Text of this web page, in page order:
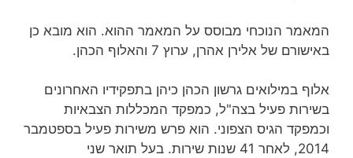
המאמר הנוכחי מבוסס על המאמר ההוא. הוא מובא כן
באישורם של אלירן אהרן, ערוץ 7 והאלוף הכהן.
אלוף במילואים גרשון הכהן כיהן בתפקידיו האחרונים
בשירות פעיל בצה"ל, כמפקד המכללות הצבאיות
וכמפקד הגיס הצפוני. הוא פרש משירות פעיל בספטמבר
2014, לאחר 41 שנות שירות‏. בעל תואר שני